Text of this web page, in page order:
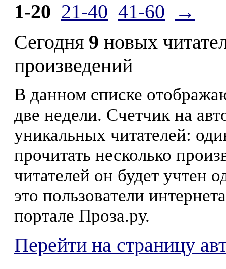
1-20 21-40 41-60
→
Сегодня 9 новых
произведений
В данном списке
две недели. Счетчик на
уникальных читателей:
прочитать несколько
читателей он будет учтен
это пользователи
портале Проза.ру.
Перейти на страницу